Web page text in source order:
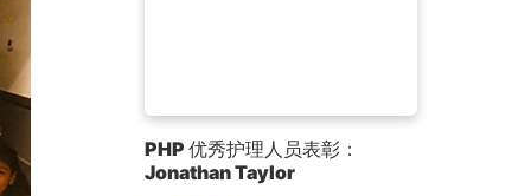
PHP 优秀护理人员表彰：
Jonathan Taylor